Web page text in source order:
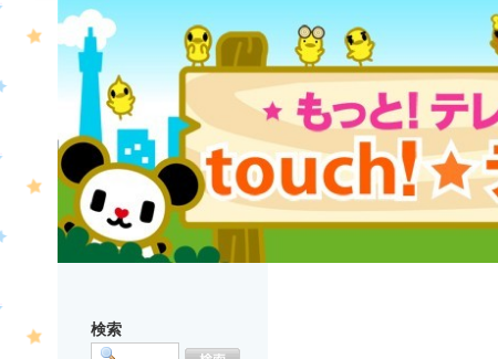
検索